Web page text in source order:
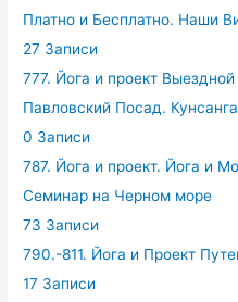
Платно и Бесплатно. Наши
27 Записи
777. Йога и проект
Павловский Посад.
0 Записи
787. Йога и проект. Йога и
Семинар на Черном море
73 Записи
790.-811. Йога и Проект
17 Записи